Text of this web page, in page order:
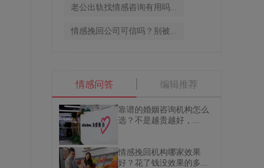
老公出轨找情感咨询有用吗...
情感挽回公司可信吗？别被...
情感问答 编辑推荐
靠谱的婚姻咨询机构怎么
选？不是越贵越好，...
情感挽回机构哪家效果
好？花了钱没效果的多...